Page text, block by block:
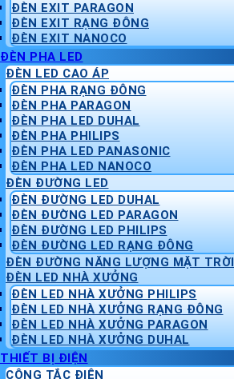
ĐÈN EXIT PARAGON
ĐÈN EXIT RẠNG ĐÔNG
ĐÈN EXIT NANOCO
ĐÈN PHA LED
ĐÈN LED CAO ÁP
ĐÈN PHA RẠNG ĐÔNG
ĐÈN PHA PARAGON
ĐÈN PHA LED DUHAL
ĐÈN PHA PHILIPS
ĐÈN PHA LED PANASONIC
ĐÈN PHA LED NANOCO
ĐÈN ĐƯỜNG LED
ĐÈN ĐƯỜNG LED DUHAL
ĐÈN ĐƯỜNG LED PARAGON
ĐÈN ĐƯỜNG LED PHILIPS
ĐÈN ĐƯỜNG LED RẠNG ĐÔNG
ĐÈN ĐƯỜNG NĂNG LƯỢNG MẶT TRỜI
ĐÈN LED NHÀ XƯỞNG
ĐÈN LED NHÀ XƯỞNG PHILIPS
ĐÈN LED NHÀ XƯỞNG RẠNG ĐÔNG
ĐÈN LED NHÀ XƯỞNG PARAGON
ĐÈN LED NHÀ XƯỞNG DUHAL
THIẾT BỊ ĐIỆN
CÔNG TẮC ĐIỆN